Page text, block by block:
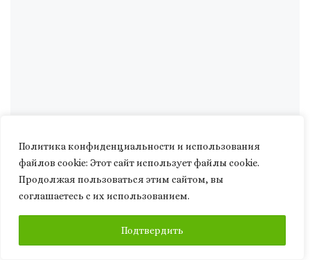
Политика конфиденциальности и использования
файлов сookie: Этот сайт использует файлы cookie.
Продолжая пользоваться этим сайтом, вы
соглашаетесь с их использованием.
Подтвердить